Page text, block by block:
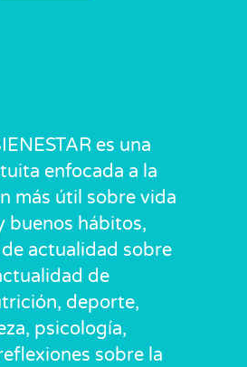
es una
enfocada a la
más útil sobre vida
buenos hábitos,
actualidad sobre
de
deporte,
psicología,
sobre la